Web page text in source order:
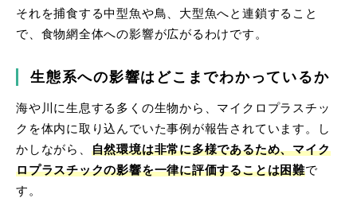
それを捕食する中型魚や鳥、大型魚へと連鎖すること
で、食物網全体への影響が広がるわけです。
生態系への影響はどこまでわかっているか
海や川に生息する多くの生物から、マイクロプラスチッ
クを体内に取り込んでいた事例が報告されています。し
かしながら、 自然環境は非常に多様であるため、マイク
ロプラスチックの影響を一律に評価することは困難で
す。